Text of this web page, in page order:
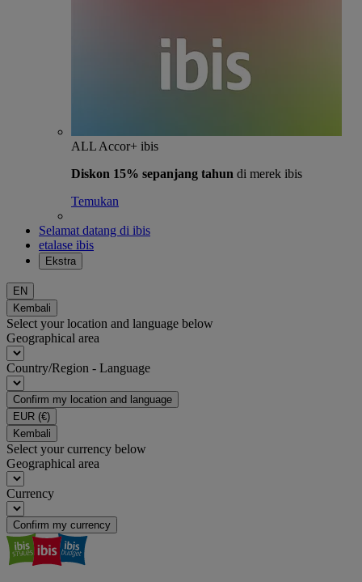
ALL Accor+ ibis
Diskon 15% sepanjang tahun di merek ibis
Temukan
Selamat datang di ibis
etalase ibis
Ekstra
EN
Kembali
Select your location and language below
Geographical area
Country/Region - Language
Confirm my location and language
EUR (€)
Kembali
Select your currency below
Geographical area
Currency
Confirm my currency